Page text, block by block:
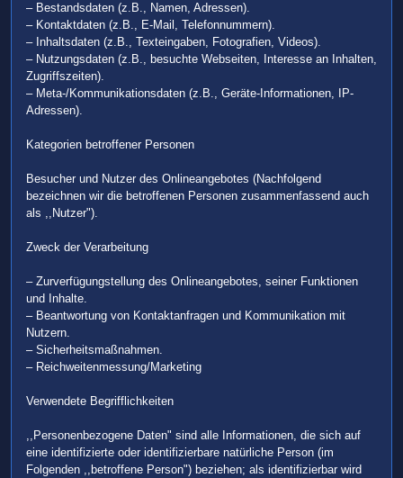
– Bestandsdaten (z.B., Namen, Adressen).
– Kontaktdaten (z.B., E-Mail, Telefonnummern).
– Inhaltsdaten (z.B., Texteingaben, Fotografien, Videos).
– Nutzungsdaten (z.B., besuchte Webseiten, Interesse an Inhalten,
Zugriffszeiten).
– Meta-/Kommunikationsdaten (z.B., Geräte-Informationen, IP-
Adressen).
Kategorien betroffener Personen
Besucher und Nutzer des Onlineangebotes (Nachfolgend
bezeichnen wir die betroffenen Personen zusammenfassend auch
als ,,Nutzer").
Zweck der Verarbeitung
– Zurverfügungstellung des Onlineangebotes, seiner Funktionen
und Inhalte.
– Beantwortung von Kontaktanfragen und Kommunikation mit
Nutzern.
– Sicherheitsmaßnahmen.
– Reichweitenmessung/Marketing
Verwendete Begrifflichkeiten
,,Personenbezogene Daten" sind alle Informationen, die sich auf
eine identifizierte oder identifizierbare natürliche Person (im
Folgenden ,,betroffene Person") beziehen; als identifizierbar wird